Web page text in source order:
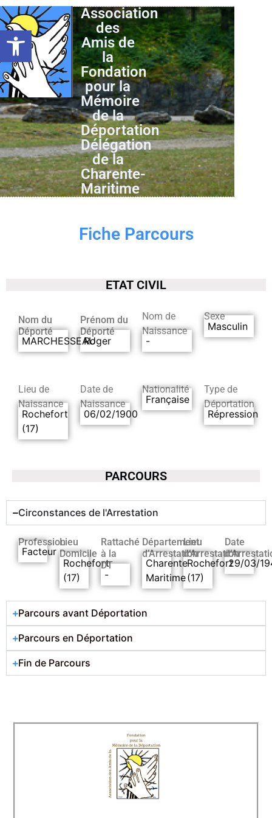
Ouvrir la barre d’outils
Association
des
Amis de
la
Fondation
pour la
Mémoire
de la
Déportation
Délégation
de la
Charente-
Maritime
Fiche Parcours
ETAT CIVIL
Nom du
Déporté
MARCHESSEAU
Prénom du
Déporté
Roger
Nom de
Naissance
-
Sexe
Masculin
Lieu de
Naissance
Rochefort
(17)
Date de
Naissance
06/02/1900
Nationalité
Française
Type de
Déportation
Répression
PARCOURS
Circonstances de l'Arrestation
Profession
Facteur
Lieu
Domicile
Rochefort
(17)
Rattaché
à la
DT
-
Département
d’Arrestation
Charente
Maritime
Lieu
d’Arrestation
Rochefort
(17)
Date
29/03/
Parcours avant Déportation
Parcours en Déportation
Fin de Parcours